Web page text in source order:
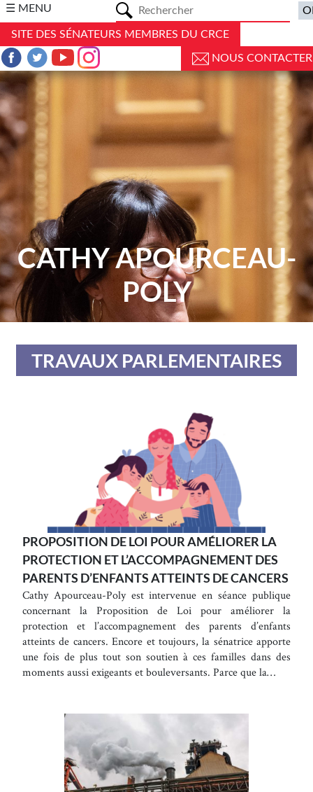
☰ MENU
SITE DES SÉNATEURS MEMBRES DU CRCE
NOUS CONTACTER
CATHY APOURCEAU-
POLY
TRAVAUX PARLEMENTAIRES
PROPOSITION DE LOI POUR AMÉLIORER LA
PROTECTION ET L’ACCOMPAGNEMENT DES
PARENTS D’ENFANTS ATTEINTS DE CANCERS
Cathy Apourceau-Poly est intervenue en séance publique
concernant la Proposition de Loi pour améliorer la
protection et l’accompagnement des parents d’enfants
atteints de cancers. Encore et toujours, la sénatrice apporte
une fois de plus tout son soutien à ces familles dans des
moments aussi exigeants et bouleversants. Parce que la…